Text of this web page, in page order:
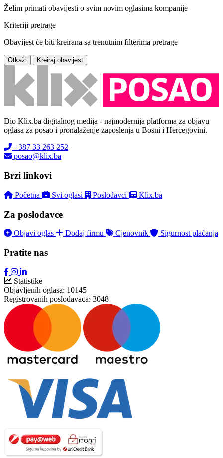
Želim primati obavijesti o svim novim oglasima kompanije
Kriteriji pretrage
Obavijest će biti kreirana sa trenutnim filterima pretrage
Otkaži Kreiraj obavijest
Dio Klix.ba digitalnog medija - najmodernija platforma za objavu
oglasa za posao i pronalaženje zaposlenja u Bosni i Hercegovini.
+387 33 263 252
posao@klix.ba
Brzi linkovi
Početna Svi oglasi Poslodavci Klix.ba
Za poslodavce
Objavi oglas Dodaj firmu Cjenovnik Sigurnost plaćanja
Pratite nas
Statistike
Objavljenih oglasa: 10145
Registrovanih poslodavaca: 3048